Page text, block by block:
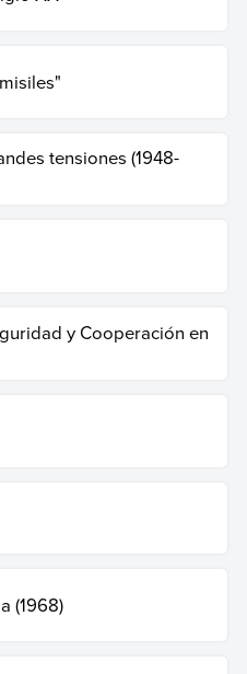
tensiones (1948-
y Cooperación en
(1968)